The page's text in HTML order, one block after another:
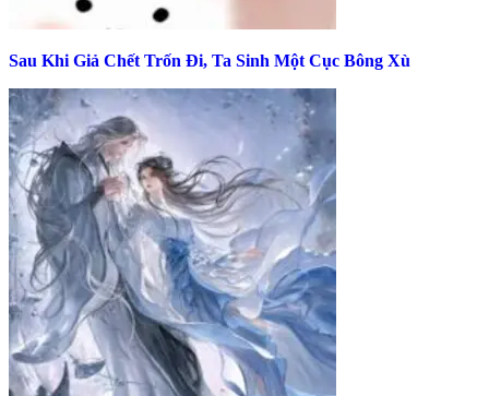
Sau Khi Giả Chết Trốn Đi, Ta Sinh Một Cục Bông Xù